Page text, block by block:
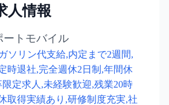
人情報
ートモバイル
ソリン代支給,内定まで2週間,
時退社,完全週休2日制,年間休
限定求人,未経験歓迎,残業20時
取得実績あり,研修制度充実,社